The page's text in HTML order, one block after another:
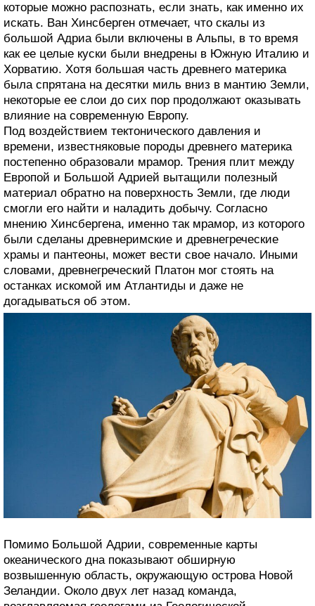
которые можно распознать, если знать, как именно их
искать. Ван Хинсберген отмечает, что скалы из
большой Адриа были включены в Альпы, в то время
как ее целые куски были внедрены в Южную Италию и
Хорватию. Хотя большая часть древнего материка
была спрятана на десятки миль вниз в мантию Земли,
некоторые ее слои до сих пор продолжают оказывать
влияние на современную Европу.
Под воздействием тектонического давления и
времени, известняковые породы древнего материка
постепенно образовали мрамор. Трения плит между
Европой и Большой Адрией вытащили полезный
материал обратно на поверхность Земли, где люди
смогли его найти и наладить добычу. Согласно
мнению Хинсбергена, именно так мрамор, из которого
были сделаны древнеримские и древнегреческие
храмы и пантеоны, может вести свое начало. Иными
словами, древнегреческий Платон мог стоять на
останках искомой им Атлантиды и даже не
догадываться об этом.
Помимо Большой Адрии, современные карты
океанического дна показывают обширную
возвышенную область, окружающую острова Новой
Зеландии. Около двух лет назад команда,